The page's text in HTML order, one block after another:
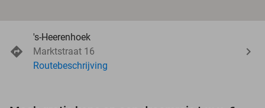
's-Heerenhoek
Marktstraat 16
Routebeschrijving